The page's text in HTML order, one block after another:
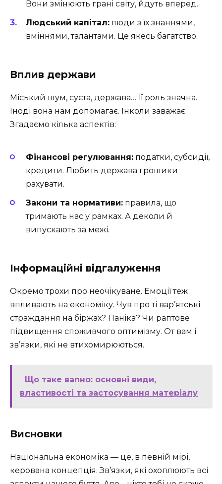
Вони змінюють грані світу, йдуть вперед.
Людський капітал:люди з їх знаннями,
вміннями, талантами. Це якесь багатство.
Вплив держави
Міський шум, суєта, держава… Її роль значна.
Іноді вона нам допомагає. Інколи заважає.
Згадаємо кілька аспектів:
Фінансові регулювання: податки, субсидії,
кредити. Любить держава грошики
рахувати.
Закони та нормативи: правила, що
тримають нас у рамках. А деколи й
випускають за межі.
Інформаційні відгалуження
Окремо трохи про неочікуване. Емоції теж
впливають на економіку. Чув про ті вар’ятські
страждання на біржах? Паніка? Чи раптове
підвищення споживчого оптимізму. От вам і
зв’язки, які не втихомирюються.
Що таке вапно: основні види,
властивості та застосування матеріалу
Висновки
Національна економіка — це, в певній мірі,
керована концепція. Зв’язки, які охоплюють всі